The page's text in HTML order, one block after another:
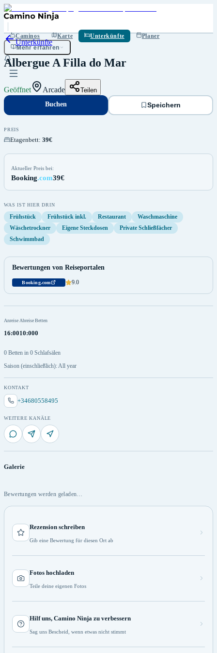
Caminos Karte Unterkünfte
Planer
Mehr erfahren
Unterkünfte
Albergue A Filla do Mar
Geöffnet Arcade Teilen
Buchen
Buchen Speichern
PREIS
Etagenbett: 39€
Aktueller Preis bei:
Booking.com39€
WAS IST HIER DRIN
Frühstück Frühstück inkl. Restaurant
Waschmaschine
Wäschetrockner
Eigene Steckdosen
Private Schließfächer
Schwimmbad
Bewertungen von Reiseportalen
Booking.com 9.0
Anreise
16:00
Abreise
10:00
Betten
0
0 Betten in 0 Schlafsälen
Saison (einschließlich): All year
KONTAKT
+34680558495
WEITERE KANÄLE
Galerie
Bewertungen werden geladen…
Rezension schreiben
Gib eine Bewertung für diesen Ort ab
Fotos hochladen
Teile deine eigenen Fotos
Hilf uns, Camino Ninja zu verbessern
Sag uns Bescheid, wenn etwas nicht stimmt